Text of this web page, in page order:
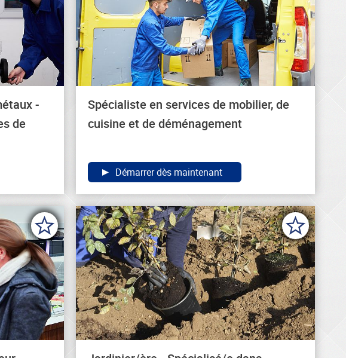
-
de
Spécialiste en services de mobilier, de
cuisine et de déménagement
Démarrer dès maintenant